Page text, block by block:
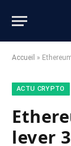
Accueil » Ethereum
ACTU CRYPTO
lever